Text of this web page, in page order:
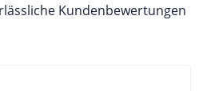
Kundenbewertungen